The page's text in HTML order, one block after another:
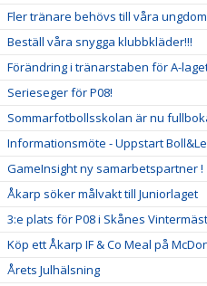
Fler tränare behövs till våra
Beställ våra snygga klubbkläder!!!
Förändring i tränarstaben för A-
Serieseger för P08!
Sommarfotbollsskolan är nu
Informationsmöte - Uppstart
GameInsight ny samarbetspartner !
Åkarp söker målvakt till Juniorlaget
3:e plats för P08 i Skånes
Köp ett Åkarp IF & Co Meal på
Årets Julhälsning